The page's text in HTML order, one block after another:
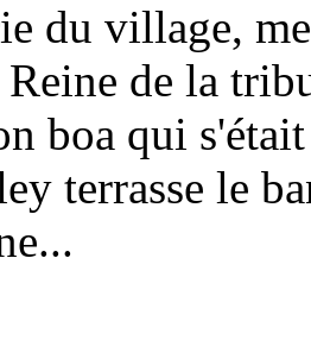
du village,
de la
boa qui
terrasse le